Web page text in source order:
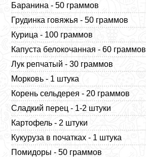
Баранина - 50 граммов
Грудинка говяжья - 50 граммов
Курица - 100 граммов
Капуста белокочанная - 60 граммов
Лук репчатый - 30 граммов
Морковь - 1 штука
Корень сельдерея - 20 граммов
Сладкий перец - 1-2 штуки
Картофель - 2 штуки
Кукуруза в початках - 1 штука
Помидоры - 50 граммов